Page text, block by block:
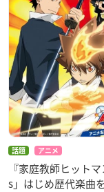
話題 アニメ
『家庭教師ヒット
s」はじめ歴代楽曲